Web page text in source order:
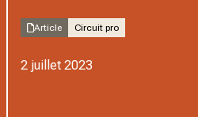
Article Circuit pro
2 juillet 2023